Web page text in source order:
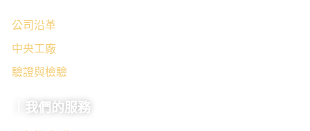
公司沿革
中央工廠
驗證與檢驗
｜我們的服務